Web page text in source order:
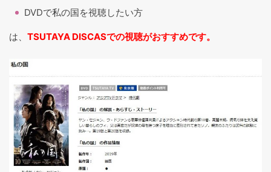
DVDで私の国を視聴したい方
は、 TSUTAYA DISCASでの視聴がおすすめです。